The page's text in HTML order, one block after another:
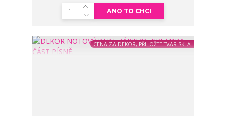
ANO TO CHCI
CENA ZA DEKOR, PŘILOŽTE TVAR SKLA